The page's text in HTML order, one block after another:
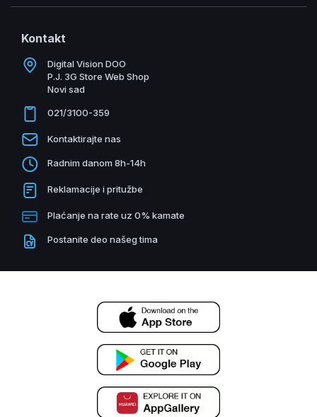
Kontakt
Digital Vision DOO
P.J. 3G Store Web Shop
Novi sad
021/3100-359
Kontaktirajte nas
Radnim danom 8h-14h
Reklamacije i pritužbe
Plaćanje na rate uz 0% kamate
Postanite deo našeg tima